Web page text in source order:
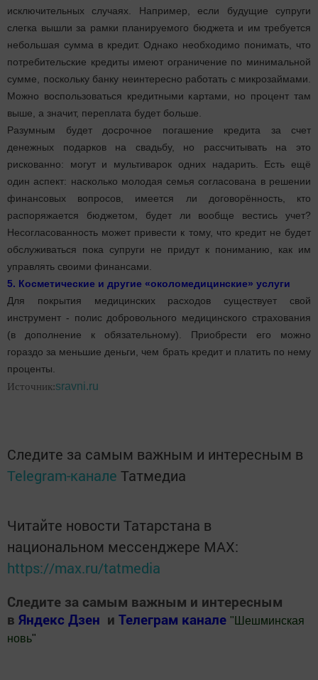
исключительных случаях. Например, если будущие супруги
слегка вышли за рамки планируемого бюджета и им требуется
небольшая сумма в кредит. Однако необходимо понимать, что
потребительские кредиты имеют ограничение по минимальной
сумме, поскольку банку неинтересно работать с микрозаймами.
Можно воспользоваться кредитными картами, но процент там
выше, а значит, переплата будет больше.
Разумным будет досрочное погашение кредита за счет
денежных подарков на свадьбу, но рассчитывать на это
рискованно: могут и мультиварок одних надарить. Есть ещё
один аспект: насколько молодая семья согласована в решении
финансовых вопросов, имеется ли договорённость, кто
распоряжается бюджетом, будет ли вообще вестись учет?
Несогласованность может привести к тому, что кредит не будет
обслуживаться пока супруги не придут к пониманию, как им
управлять своими финансами.
5. Косметические и другие «околомедицинские» услуги
Для покрытия медицинских расходов существует свой
инструмент - полис добровольного медицинского страхования
(в дополнение к обязательному). Приобрести его можно
гораздо за меньшие деньги, чем брать кредит и платить по нему
проценты.
Источник:sravni.ru
Следите за самым важным и интересным в
Telegram-канале Татмедиа
Читайте новости Татарстана в
национальном мессенджере MАХ:
https://max.ru/tatmedia
Следите за самым важным и интересным
в Яндекс Дзен и Телеграм канале " Шешминская
новь"